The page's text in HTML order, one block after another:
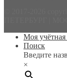
Моя учётная
Поиск
Введите
×